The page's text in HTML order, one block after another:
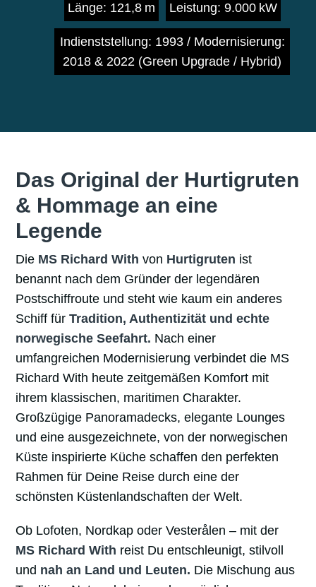
Länge: 121,8 m Leistung: 9.000 kW
Indienststellung: 1993 / Modernisierung:
2018 & 2022 (Green Upgrade / Hybrid)
Das Original der Hurtigruten
& Hommage an eine
Legende
Die MS Richard With von Hurtigruten ist
benannt nach dem Gründer der legendären
Postschiffroute und steht wie kaum ein anderes
Schiff fürTradition, Authentizität und echte
norwegische Seefahrt. Nach einer
umfangreichen Modernisierung verbindet die MS
Richard With heute zeitgemäßen Komfort mit
ihrem klassischen, maritimen Charakter.
Großzügige Panoramadecks, elegante Lounges
und eine ausgezeichnete, von der norwegischen
Küste inspirierte Küche schaffen den perfekten
Rahmen für Deine Reise durch eine der
schönsten Küstenlandschaften der Welt.
Ob Lofoten, Nordkap oder Vesterålen – mit der
MS Richard With reist Du entschleunigt, stilvoll
und nah an Land und Leuten. Die Mischung aus